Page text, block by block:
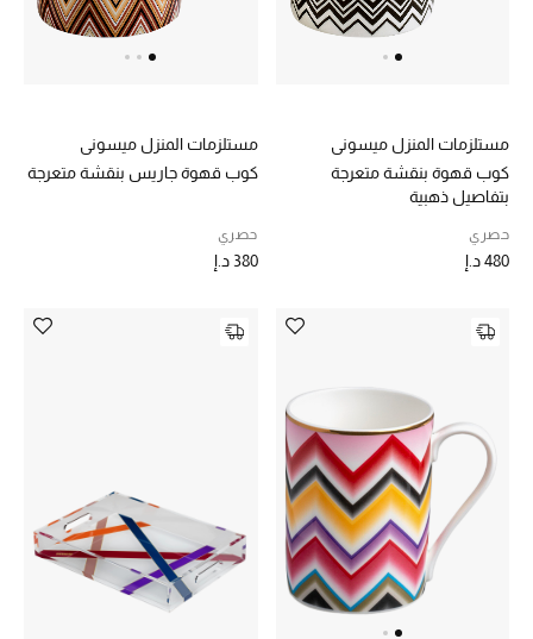
الحقائب النسائية
دليل ملتزمات الحقائب
حقائب رجالية
حقائب الأطفال
أبرز المصممين
مستلزمات المنزل ميسوني
كوب قهوة بنقشة متعرجة
بتفاصيل ذهبية
حصري
480 د.إ
مستلزمات المنزل ميسوني
كوب قهوة جاريس بنقشة متعرجة
حصري
380 د.إ